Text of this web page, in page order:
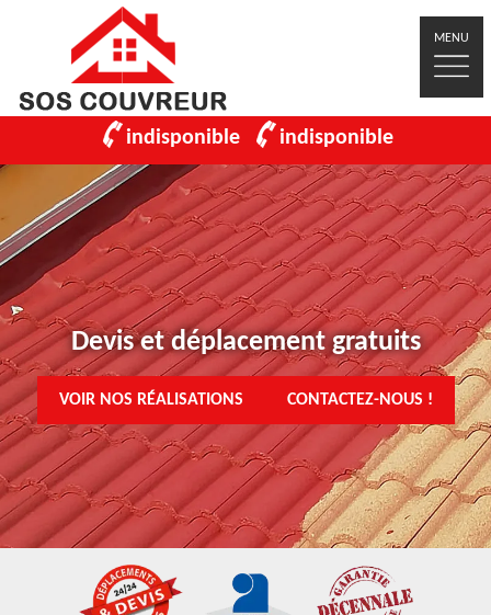
MENU
indisponible indisponible
Devis et déplacement gratuits
VOIR NOS RÉALISATIONS CONTACTEZ-NOUS !